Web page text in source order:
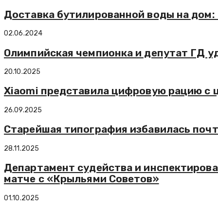
Доставка бутилированной воды на
02.06.2024
Олимпийская чемпионка и депутат ГД
20.10.2025
Xiaomi представила цифровую рацию
26.09.2025
Старейшая типография избавилась
28.11.2025
Департамент судейства и
матче с «Крыльями Советов»
01.10.2025